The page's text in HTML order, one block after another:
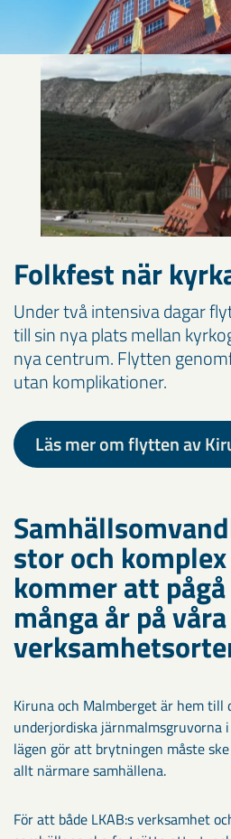
Folkfest när
Under två intensiva dagar
till sin nya plats mellan
nya centrum. Flytten
utan komplikationer.
Läs mer om flytten av
stor och
kommer att
många år på våra
Kiruna och Malmberget är hem till
underjordiska järnmalmsgruvorna
lägen gör att brytningen måste
allt närmare samhällena.
För att både LKAB:s verksamhet